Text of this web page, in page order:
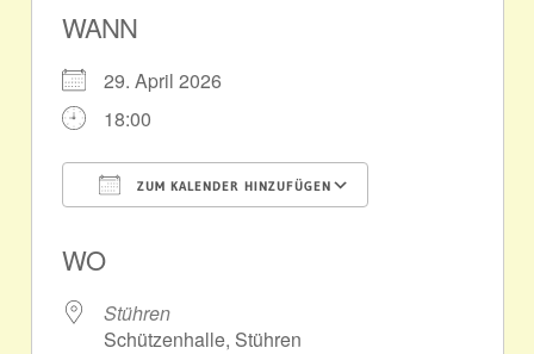
WANN
29. April 2026
18:00
ZUM KALENDER HINZUFÜGEN
WO
Stühren
Schützenhalle, Stühren